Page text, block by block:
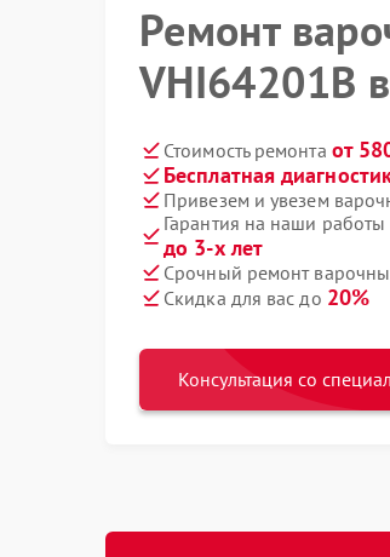
Ремонт
VHI64201B
Стоимость ремонта от
Бесплатная
Привезем и увезем
Гарантия на наши
до 3-х лет
Срочный ремонт
Скидка для вас до 20%
Консультация со